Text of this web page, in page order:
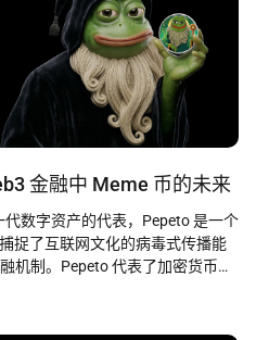
金融中 Meme 币的未来
数字资产的代表，Pepeto 是一个
捉了互联网文化的病毒式传播能
机制。Pepeto 代表了加密货币领
探讨这个项目究竟是如何改变